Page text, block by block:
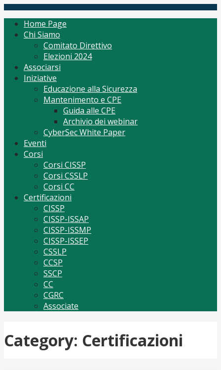
Skip
to
content
(ISC)2 Italy Chapter
Tutto per CISSP Corsi Orientamento mantenimento
Home Page
Chi Siamo
Comitato Direttivo
Elezioni 2024
Associarsi
Iniziative
Educazione alla Sicurezza
Mantenimento e CPE
Guida alle CPE
Archivio dei webinar
CyberSec White Paper
Eventi
Corsi
Corsi CISSP
Corsi CSSLP
Corsi CC
Certificazioni
CISSP
CISSP-ISSAP
CISSP-ISSMP
CISSP-ISSEP
CSSLP
CCSP
SSCP
CC
CGRC
Associate
Category: Certificazioni